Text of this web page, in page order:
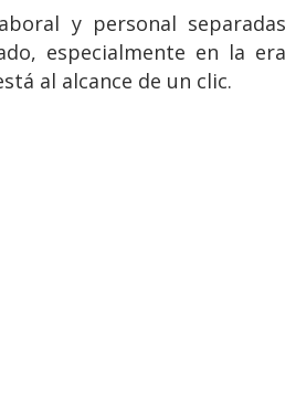
y personal separadas
especialmente en la era
al alcance de un clic.